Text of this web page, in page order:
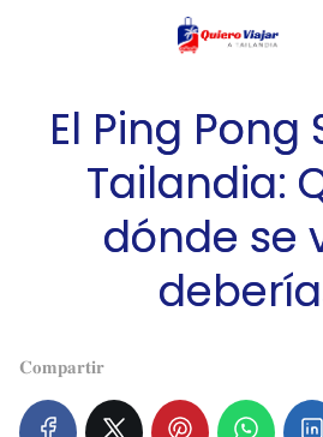
El Ping Pong
Tailandia:
dónde se
𝐂𝐨𝐦𝐩𝐚𝐫𝐭𝐢𝐫